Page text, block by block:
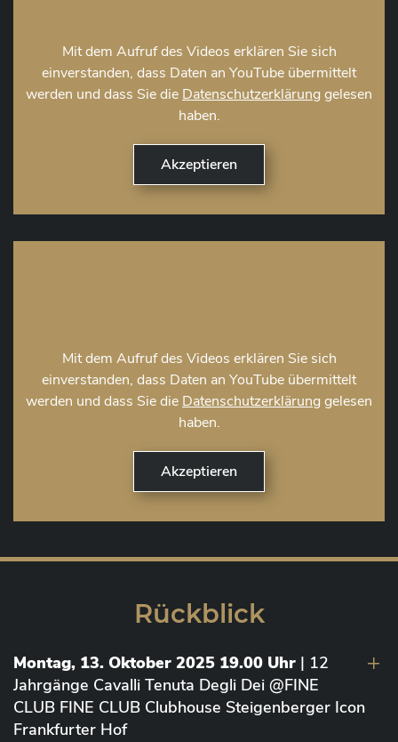
Mit dem Aufruf des Videos erklären Sie sich
einverstanden, dass Daten an YouTube übermittelt
werden und dass Sie die Datenschutzerklärunggelesen
haben.
Mit dem Aufruf des Videos erklären Sie sich
einverstanden, dass Daten an YouTube übermittelt
werden und dass Sie die Datenschutzerklärunggelesen
haben.
Rückblick
Montag, 13. Oktober 2025 19.00 Uhr | 12
Jahrgänge Cavalli Tenuta Degli Dei @FINE
CLUB FINE CLUB Clubhouse Steigenberger Icon
Frankfurter Hof